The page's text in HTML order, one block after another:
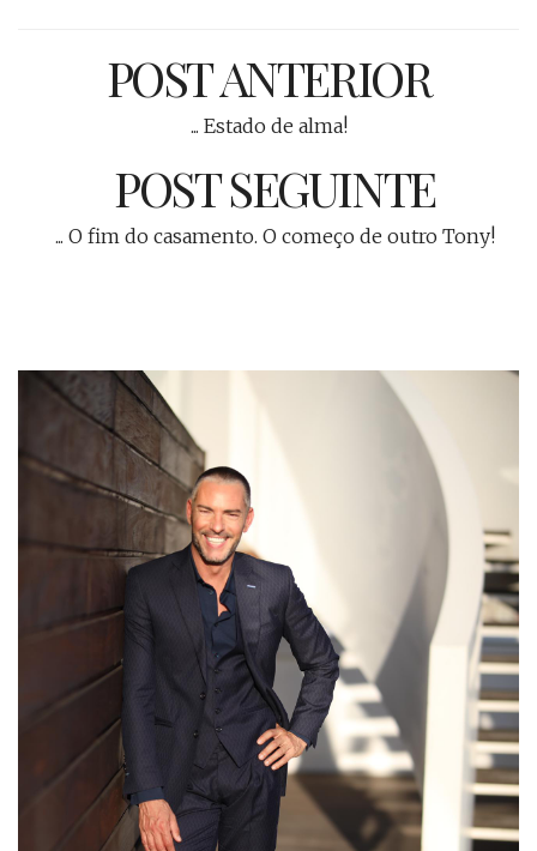
POST ANTERIOR
... Estado de alma!
POST SEGUINTE
... O fim do casamento. O começo de outro Tony!